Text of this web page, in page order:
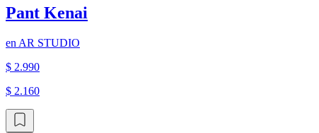
Pant Kenai
en AR STUDIO
$ 2.990
$ 2.160